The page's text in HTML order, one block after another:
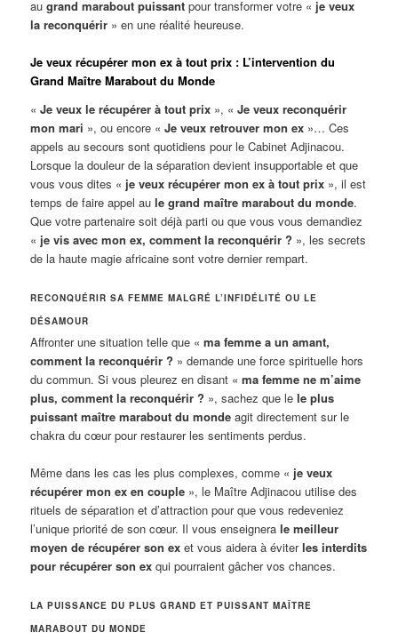
augrand marabout puissant pour transformer votre « je veux
la reconquérir » en une réalité heureuse.
Je veux récupérer mon ex à tout prix : L’intervention du
Grand Maître Marabout du Monde
«Je veux le récupérer à tout prix », «Je veux reconquérir
mon mari », ou encore «Je veux retrouver mon ex »… Ces
appels au secours sont quotidiens pour le Cabinet Adjinacou.
Lorsque la douleur de la séparation devient insupportable et que
vous vous dites « je veux récupérer mon ex à tout prix », il est
temps de faire appel aule grand maître marabout du monde.
Que votre partenaire soit déjà parti ou que vous vous demandiez
« je vis avec mon ex, comment la reconquérir ? », les secrets
de la haute magie africaine sont votre dernier rempart.
RECONQUÉRIR SA FEMME MALGRÉ L’INFIDÉLITÉ OU LE
DÉSAMOUR
Affronter une situation telle que «ma femme a un amant,
comment la reconquérir ? » demande une force spirituelle hors
du commun. Si vous pleurez en disant «ma femme ne m’aime
plus, comment la reconquérir ? », sachez que lele plus
puissant maître marabout du monde agit directement sur le
chakra du cœur pour restaurer les sentiments perdus.
Même dans les cas les plus complexes, comme « je veux
récupérer mon ex en couple », le Maître Adjinacou utilise des
rituels de séparation et d’attraction pour que vous redeveniez
l’unique priorité de son cœur. Il vous enseignerale meilleur
moyen de récupérer son ex et vous aidera à éviterles interdits
pour récupérer son ex qui pourraient gâcher vos chances.
LA PUISSANCE DU PLUS GRAND ET PUISSANT MAÎTRE
MARABOUT DU MONDE